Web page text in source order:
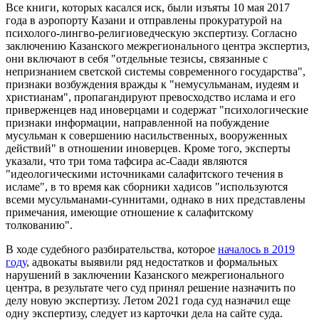
Все книги, которых касался иск, были изъяты 10 мая 2017
года в аэропорту Казани и отправлены прокуратурой на
психолого-лингво-религиоведческую экспертизу. Согласно
заключению Казанского межрегионального центра экспертиз,
они включают в себя "отдельные тезисы, связанные с
непризнанием светской системы современного государства",
признаки возбуждения вражды к "немусульманам, иудеям и
христианам", пропагандируют превосходство ислама и его
приверженцев над иноверцами и содержат "психологические
признаки информации, направленной на побуждение
мусульман к совершению насильственных, вооруженных
действий" в отношении иноверцев. Кроме того, эксперты
указали, что три тома тафсира ас-Саади являются
"идеологическими источниками салафитского течения в
исламе", в то время как сборники хадисов "используются
всеми мусульманами-суннитами, однако в них представлены
примечания, имеющие отношение к салафитскому
толкованию".
В ходе судебного разбирательства, которое началось в 2019
году, адвокаты выявили ряд недостатков и формальных
нарушений в заключении Казанского межрегионального
центра, в результате чего суд принял решение назначить по
делу новую экспертизу. Летом 2021 года суд назначил еще
одну экспертизу, следует из карточки дела на сайте суда.